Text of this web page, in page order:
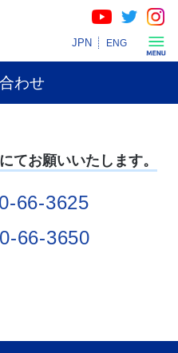
JPN ENG
わせ
てお願いいたします。
66-3625
66-3650